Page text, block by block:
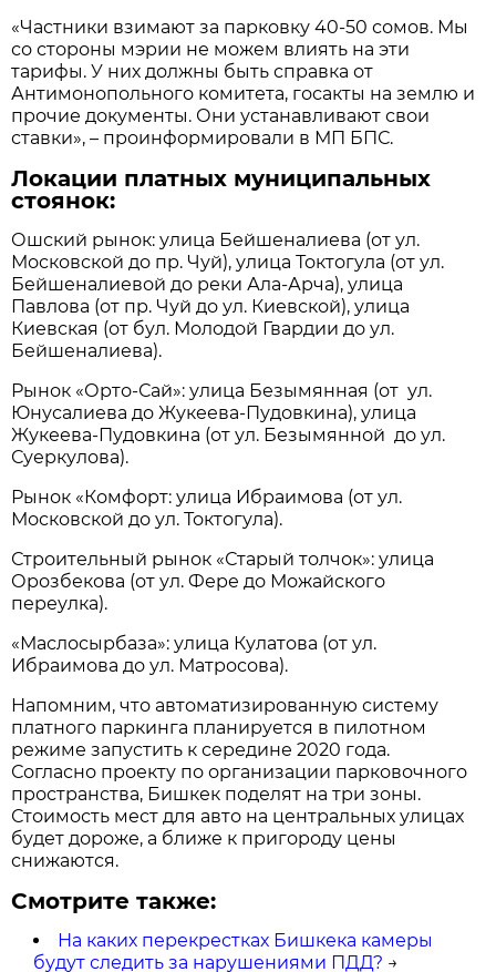
«Частники взимают за парковку 40-50 сомов. Мы
со стороны мэрии не можем влиять на эти
тарифы. У них должны быть справка от
Антимонопольного комитета, госакты на землю и
прочие документы. Они устанавливают свои
ставки», – проинформировали в МП БПС.
Локации платных муниципальных
стоянок:
Ошский рынок: улица Бейшеналиева (от ул.
Московской до пр. Чуй), улица Токтогула (от ул.
Бейшеналиевой до реки Ала-Арча), улица
Павлова (от пр. Чуй до ул. Киевской), улица
Киевская (от бул. Молодой Гвардии до ул.
Бейшеналиева).
Рынок «Орто-Сай»: улица Безымянная (от ул.
Юнусалиева до Жукеева-Пудовкина), улица
Жукеева-Пудовкина (от ул. Безымянной до ул.
Суеркулова).
Рынок «Комфорт: улица Ибраимова (от ул.
Московской до ул. Токтогула).
Строительный рынок «Старый толчок»: улица
Орозбекова (от ул. Фере до Можайского
переулка).
«Маслосырбаза»: улица Кулатова (от ул.
Ибраимова до ул. Матросова).
Напомним, что автоматизированную систему
платного паркинга планируется в пилотном
режиме запустить к середине 2020 года.
Согласно проекту по организации парковочного
пространства, Бишкек поделят на три зоны.
Стоимость мест для авто на центральных улицах
будет дороже, а ближе к пригороду цены
снижаются.
Смотрите также:
На каких перекрестках Бишкека камеры
будут следить за нарушениями ПДД? →